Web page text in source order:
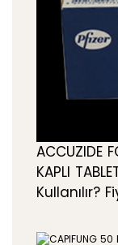
ACCUZIDE
KAPLI
Kullanılır?